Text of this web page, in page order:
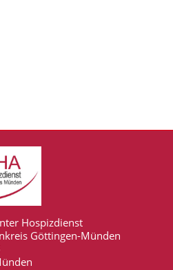
Hospizdienst
Göttingen-Münden